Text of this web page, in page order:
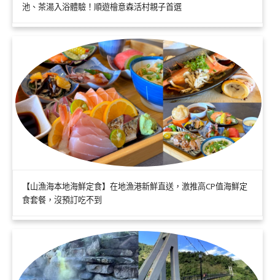
池、茶湯入浴體驗！順遊檜意森活村親子首選
【山漁海本地海鮮定食】在地漁港新鮮直送，激推高CP值海鮮定
食套餐，沒預訂吃不到